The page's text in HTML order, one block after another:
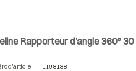
Rapporteur d'angle 360° 30
d'article
1198138